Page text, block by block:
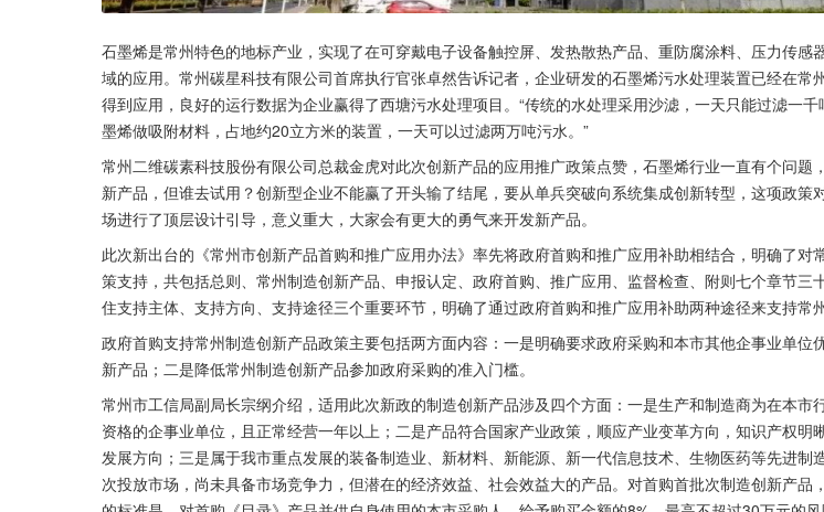
石墨烯是常州特色的地标产业，实现了在可穿戴电子设备触控屏、发热散热产品、重防腐涂料、压力传感
域的应用。常州碳星科技有限公司首席执行官张卓然告诉记者，企业研发的石墨烯污水处理装置已经在常
得到应用，良好的运行数据为企业赢得了西塘污水处理项目。“传统的水处理采用沙滤，一天只能过滤一
墨烯做吸附材料，占地约20立方米的装置，一天可以过滤两万吨污水。”
常州二维碳素科技股份有限公司总裁金虎对此次创新产品的应用推广政策点赞，石墨烯行业一直有个问题
新产品，但谁去试用？创新型企业不能赢了开头输了结尾，要从单兵突破向系统集成创新转型，这项政策
场进行了顶层设计引导，意义重大，大家会有更大的勇气来开发新产品。
此次新出台的《常州市创新产品首购和推广应用办法》率先将政府首购和推广应用补助相结合，明确了对
策支持，共包括总则、常州制造创新产品、申报认定、政府首购、推广应用、监督检查、附则七个章节三
住支持主体、支持方向、支持途径三个重要环节，明确了通过政府首购和推广应用补助两种途径来支持常
政府首购支持常州制造创新产品政策主要包括两方面内容：一是明确要求政府采购和本市其他企事业单位
新产品；二是降低常州制造创新产品参加政府采购的准入门槛。
常州市工信局副局长宗纲介绍，适用此次新政的制造创新产品涉及四个方面：一是生产和制造商为在本市
资格的企事业单位，且正常经营一年以上；二是产品符合国家产业政策，顺应产业变革方向，知识产权明
发展方向；三是属于我市重点发展的装备制造业、新材料、新能源、新一代信息技术、生物医药等先进制
次投放市场，尚未具备市场竞争力，但潜在的经济效益、社会效益大的产品。对首购首批次制造创新产品